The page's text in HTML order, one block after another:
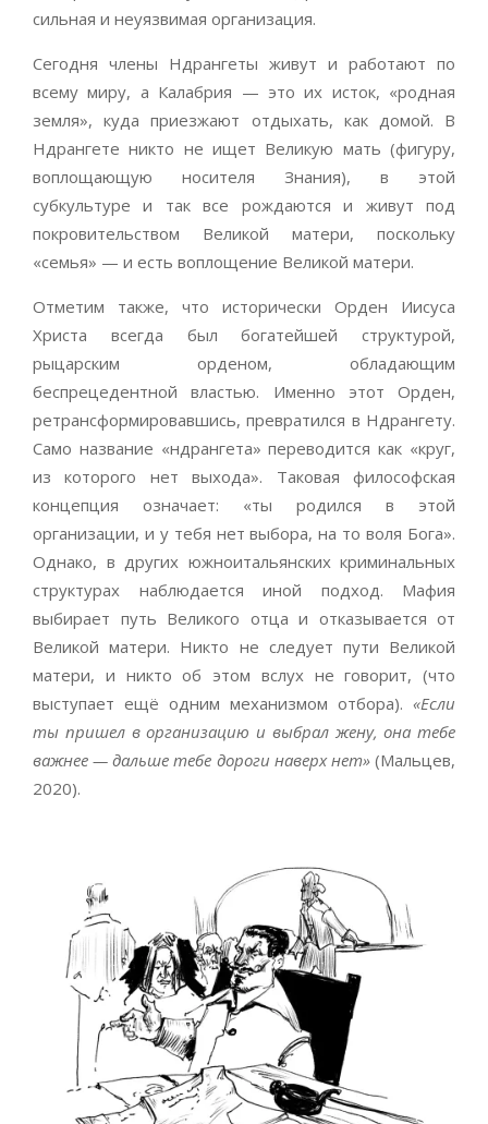
сильная и неуязвимая организация.
Сегодня члены Ндрангеты живут и работают по
всему миру, а Калабрия — это их исток, «родная
земля», куда приезжают отдыхать, как домой. В
Ндрангете никто не ищет Великую мать (фигуру,
воплощающую носителя Знания), в этой
субкультуре и так все рождаются и живут под
покровительством Великой матери, поскольку
«семья» — и есть воплощение Великой матери.
Отметим также, что исторически Орден Иисуса
Христа всегда был богатейшей структурой,
рыцарским орденом, обладающим
беспрецедентной властью. Именно этот Орден,
ретрансформировавшись, превратился в Ндрангету.
Само название «ндрангета» переводится как «круг,
из которого нет выхода». Таковая философская
концепция означает: «ты родился в этой
организации, и у тебя нет выбора, на то воля Бога».
Однако, в других южноитальянских криминальных
структурах наблюдается иной подход. Мафия
выбирает путь Великого отца и отказывается от
Великой матери. Никто не следует пути Великой
матери, и никто об этом вслух не говорит, (что
выступает ещё одним механизмом отбора). «Если
ты пришел в организацию и выбрал жену, она тебе
важнее — дальше тебе дороги наверх нет»(Мальцев,
2020).